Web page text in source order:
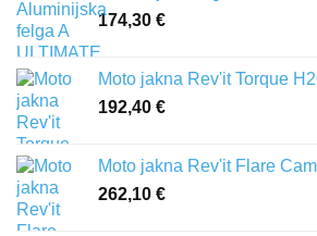
174,30 €
Moto jakna Rev'it Torque
192,40 €
Moto jakna Rev'it Flare
262,10 €